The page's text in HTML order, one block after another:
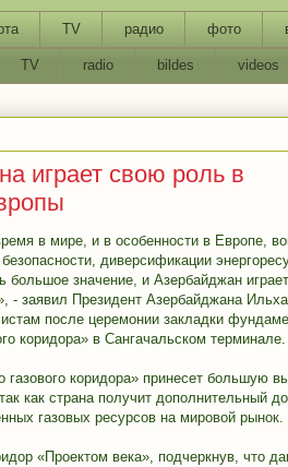
TV радио фото
TV radio bildes videos
играет свою роль в
в мире, и в особенности в Европе,
безопасности, диверсификации
большое значение, и Азербайджан
- заявил Президент Азербайджана
после церемонии закладки
коридора» в Сангачальском терминале.
газового коридора» принесет большую
как страна получит дополнительный
газовых ресурсов на мировой рынок.
«Проектом века», подчеркнув, что